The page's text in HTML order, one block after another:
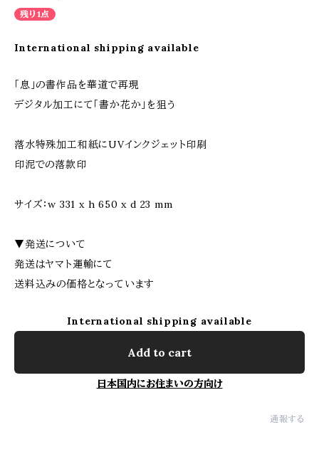
残り1点
International shipping available
「息」の書作品を華道で再現
デジタル加工にて「書か花か」を狙う
落水特殊加工和紙にUVインクジェット印刷
印泥での落款印
サイズ：w 331 x h 650 x d 23 mm
▼発送について
発送はヤマト運輸にて
送料込みの価格となっています
International shipping available
Add to cart
日本国内にお住まいの方向け
通報する